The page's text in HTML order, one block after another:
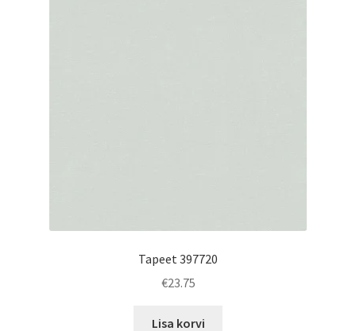
Tapeet 397720
€23.75
Lisa korvi